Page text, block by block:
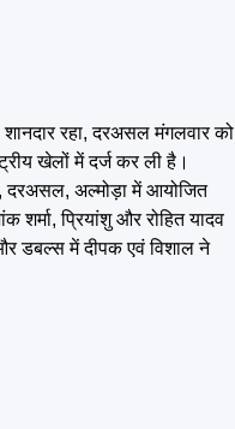
रहा, दरअसल मंगलवार को
खेलों में दर्ज कर ली है।
दरअसल, अल्मोड़ा में आयोजित
शर्मा, प्रियांशु और रोहित यादव
डबल्स में दीपक एवं विशाल ने